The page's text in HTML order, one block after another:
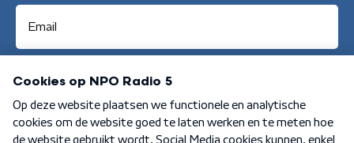
Aanmelden